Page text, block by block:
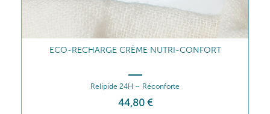
ECO-RECHARGE CRÈME NUTRI-CONFORT
Relipide 24H – Réconforte
44,80 €